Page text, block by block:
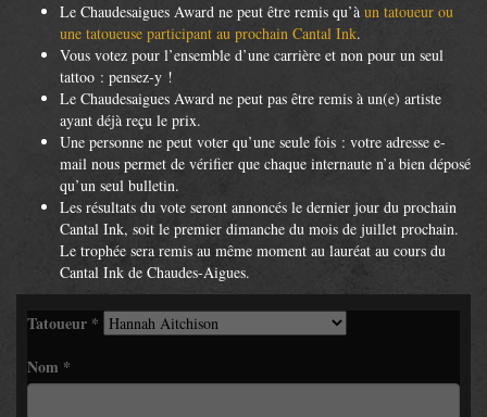
Le Chaudesaigues Award ne peut être remis qu’à un tatoueur ou
une tatoueuse participant au prochain Cantal Ink.
Vous votez pour l’ensemble d’une carrière et non pour un seul
tattoo : pensez-y !
Le Chaudesaigues Award ne peut pas être remis à un(e) artiste
ayant déjà reçu le prix.
Une personne ne peut voter qu’une seule fois : votre adresse e-
mail nous permet de vérifier que chaque internaute n’a bien déposé
qu’un seul bulletin.
Les résultats du vote seront annoncés le dernier jour du prochain
Cantal Ink, soit le premier dimanche du mois de juillet prochain.
Le trophée sera remis au même moment au lauréat au cours du
Cantal Ink de Chaudes-Aigues.
Tatoueur *
Nom *